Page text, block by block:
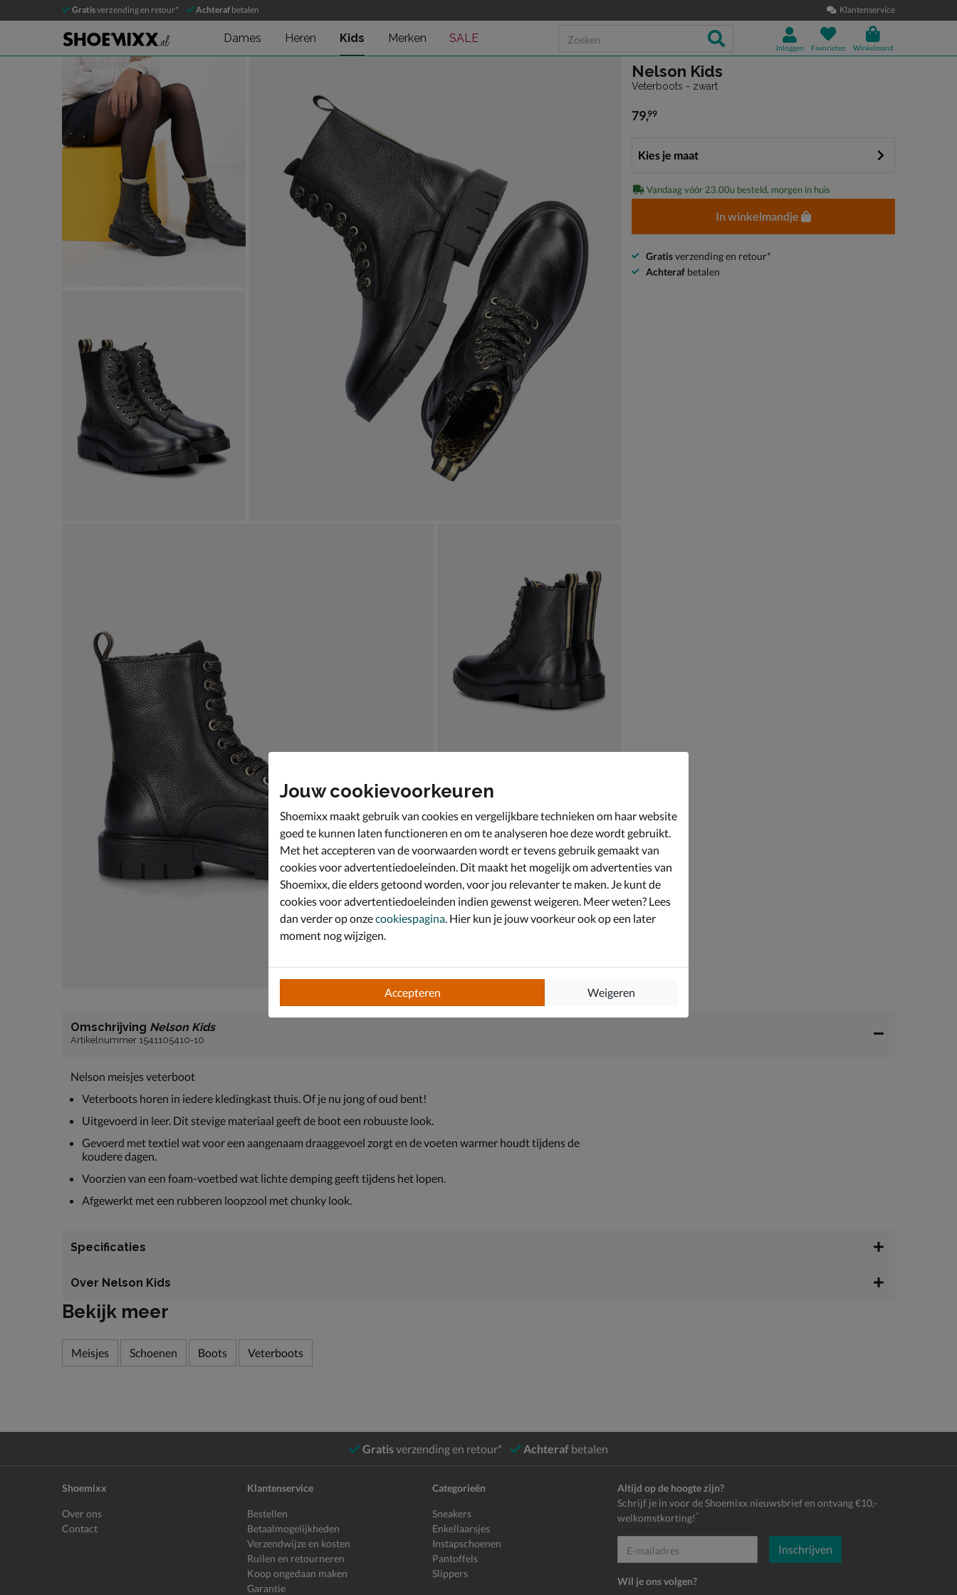
Gratisverzending en retour* Achteraf betalen Klantenservice
Dames Heren Kids Merken SALE
Inloggen Favorieten Winkelmand
Nelson Kids
Veterboots
Product media galerij Nelson Kids
Veterboots - zwart
€ 79,99
79,99
Kies je maat
Vandaag vóór 23.00u besteld, morgen in huis
In winkelmandje
Gratisverzending en retour*
Achteraf betalen
Omschrijving Nelson Kids
Artikelnummer 1541105410-10
Nelson meisjes veterboot
Veterboots horen in iedere kledingkast thuis. Of je nu jong of oud bent!
Uitgevoerd in leer. Dit stevige materiaal geeft de boot een robuuste look.
Gevoerd met textiel wat voor een aangenaam draaggevoel zorgt en de voeten warmer houdt tijdens de
koudere dagen.
Voorzien van een foam-voetbed wat lichte demping geeft tijdens het lopen.
Afgewerkt met een rubberen loopzool met chunky look.
Specificaties
Over Nelson Kids
Bekijk meer
Meisjes Schoenen Boots Veterboots
Gratisverzending en retour* Achteraf betalen
Shoemixx
Over ons
Contact
Klantenservice
Bestellen
Betaalmogelijkheden
Verzendwijze en kosten
Ruilen en retourneren
Koop ongedaan maken
Garantie
Categorieën
Sneakers
Enkellaarsjes
Instapschoenen
Pantoffels
Slippers
Altijd op de hoogte zijn?
Schrijf je in voor de Shoemixx nieuwsbrief en ontvang €10,-
welkomstkorting! *
E-mailadres Inschrijven
Wil je ons volgen?
Jouw cookievoorkeuren
Shoemixx maakt gebruik van cookies en vergelijkbare technieken om haar website
goed te kunnen laten functioneren en om te analyseren hoe deze wordt gebruikt.
Met het accepteren van de voorwaarden wordt er tevens gebruik gemaakt van
cookies voor advertentiedoeleinden. Dit maakt het mogelijk om advertenties van
Shoemixx, die elders getoond worden, voor jou relevanter te maken. Je kunt de
cookies voor advertentiedoeleinden indien gewenst weigeren. Meer weten? Lees
dan verder op onzecookiespagina . Hier kun je jouw voorkeur ook op een later
moment nog wijzigen.
Accepteren Weigeren